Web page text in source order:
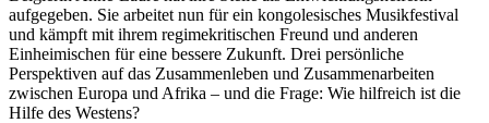
aufgegeben. Sie arbeitet nun für ein kongolesisches Musikfestival
und kämpft mit ihrem regimekritischen Freund und anderen
Einheimischen für eine bessere Zukunft. Drei persönliche
Perspektiven auf das Zusammenleben und Zusammenarbeiten
zwischen Europa und Afrika – und die Frage: Wie hilfreich ist die
Hilfe des Westens?